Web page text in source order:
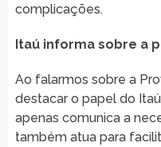
complicações.
Itaú informa sobre a
Ao falarmos sobre a
destacar o papel do
apenas comunica a
também atua para